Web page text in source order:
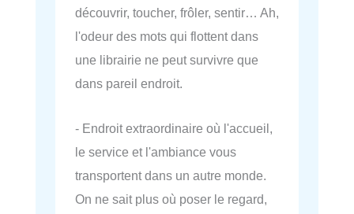
découvrir, toucher, frôler, sentir… Ah,
l'odeur des mots qui flottent dans
une librairie ne peut survivre que
dans pareil endroit.
- Endroit extraordinaire où l'accueil,
le service et l'ambiance vous
transportent dans un autre monde.
On ne sait plus où poser le regard,